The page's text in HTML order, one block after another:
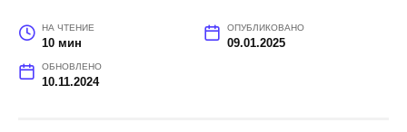
НА ЧТЕНИЕ
10 мин
ОПУБЛИКОВАНО
09.01.2025
ОБНОВЛЕНО
10.11.2024